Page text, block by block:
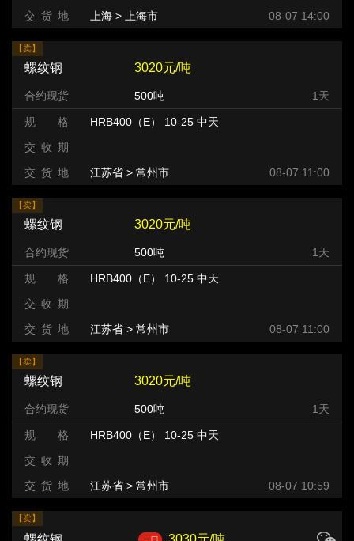
交 货 地 上海 > 上海市 08-07 14:00
【卖】
螺纹钢 3020元/吨
合约现货 500吨 1天
规 格
HRB400（E） 10-25 中天
交 收 期
交 货 地
江苏省 > 常州市 > 08-07 11:00
【卖】
螺纹钢 3020元/吨
合约现货 500吨 1天
规 格
HRB400（E） 10-25 中天
交 收 期
交 货 地
江苏省 > 常州市 > 08-07 11:00
【卖】
螺纹钢 3020元/吨
合约现货 500吨 1天
规 格
HRB400（E） 10-25 中天
交 收 期
交 货 地
江苏省 > 常州市 > 08-07 10:59
【卖】